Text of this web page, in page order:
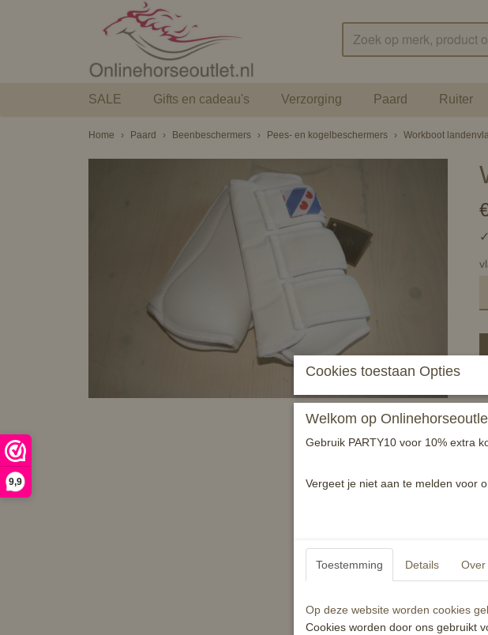
9,9
SALE Gifts en cadeau's Verzorging Paard Ruiter
Home › Paard › Beenbeschermers › Pees- en kogelbeschermers › Workboot
✓
Cookies toestaan Opties
Welkom op
Gebruik PARTY10 voor 10% extra
Vergeet je niet aan te melden voor
Toestemming Details Over
Op deze website worden cookies
Cookies worden door ons gebruikt